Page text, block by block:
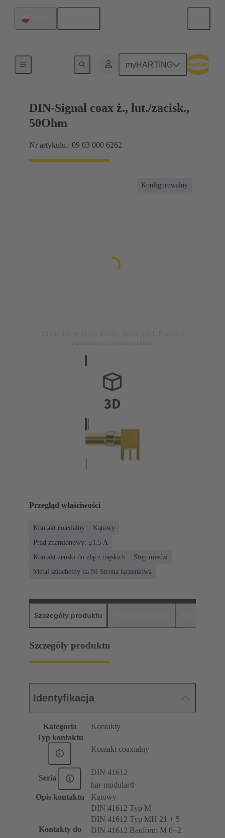
myHARTING
Połączenie między płytą-matką a płytą-córką
DIN-Signal coax ż., lut./zacisk.,
50Ohm
Nr artykułu.: 09 03 000 6262
Konfigurowalny
Przegląd właściwości
Kontakt coaxialny
Kątowy
Prąd znamionowy: ≤1.5 A
Kontakt żeński do złącz męskich
Stop miedzi
Metal szlachetny na Ni Strona łączeniowa
Szczegóły produktu
Szczegóły produktu
Identyfikacja
Kategoria
Kontakty
Typ kontaktu
Kontakt coaxialny
Seria
DIN 41612
har-modular®
Opis kontaktu
Kątowy
Kontakty do
DIN 41612 Typ M
DIN 41612 Typ MH 21 + 5
DIN 41612 Bauform M 0+2